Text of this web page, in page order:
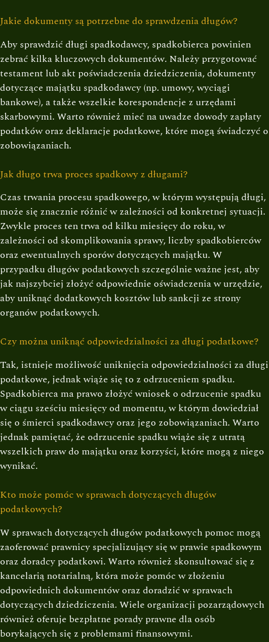
Jakie dokumenty są potrzebne do sprawdzenia długów?
Aby sprawdzić długi spadkodawcy, spadkobierca powinien
zebrać kilka kluczowych dokumentów. Należy przygotować
testament lub akt poświadczenia dziedziczenia, dokumenty
dotyczące majątku spadkodawcy (np. umowy, wyciągi
bankowe), a także wszelkie korespondencje z urzędami
skarbowymi. Warto również mieć na uwadze dowody zapłaty
podatków oraz deklaracje podatkowe, które mogą świadczyć o
zobowiązaniach.
Jak długo trwa proces spadkowy z długami?
Czas trwania procesu spadkowego, w którym występują długi,
może się znacznie różnić w zależności od konkretnej sytuacji.
Zwykle proces ten trwa od kilku miesięcy do roku, w
zależności od skomplikowania sprawy, liczby spadkobierców
oraz ewentualnych sporów dotyczących majątku. W
przypadku długów podatkowych szczególnie ważne jest, aby
jak najszybciej złożyć odpowiednie oświadczenia w urzędzie,
aby uniknąć dodatkowych kosztów lub sankcji ze strony
organów podatkowych.
Czy można uniknąć odpowiedzialności za długi podatkowe?
Tak, istnieje możliwość uniknięcia odpowiedzialności za długi
podatkowe, jednak wiąże się to z odrzuceniem spadku.
Spadkobierca ma prawo złożyć wniosek o odrzucenie spadku
w ciągu sześciu miesięcy od momentu, w którym dowiedział
się o śmierci spadkodawcy oraz jego zobowiązaniach. Warto
jednak pamiętać, że odrzucenie spadku wiąże się z utratą
wszelkich praw do majątku oraz korzyści, które mogą z niego
wynikać.
Kto może pomóc w sprawach dotyczących długów
podatkowych?
W sprawach dotyczących długów podatkowych pomoc mogą
zaoferować prawnicy specjalizujący się w prawie spadkowym
oraz doradcy podatkowi. Warto również skonsultować się z
kancelarią notarialną, która może pomóc w złożeniu
odpowiednich dokumentów oraz doradzić w sprawach
dotyczących dziedziczenia. Wiele organizacji pozarządowych
również oferuje bezpłatne porady prawne dla osób
borykających się z problemami finansowymi.